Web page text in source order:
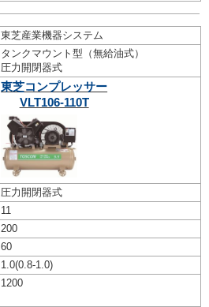
東芝産業機器システム
タンクマウント型（無給油式）
圧力開閉器式
東芝コンプレッサー
VLT106-110T
圧力開閉器式
11
200
60
1.0(0.8-1.0)
1200